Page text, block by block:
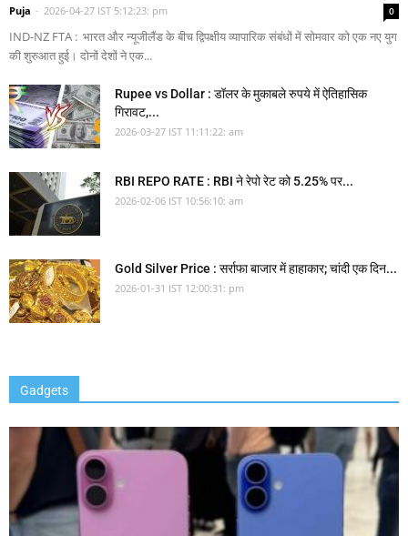
Puja - 2026-04-27 IST 5:12:23: pm 0
IND-NZ FTA : भारत और न्यूजीलैंड के बीच द्विपक्षीय व्यापारिक संबंधों में सोमवार को एक नए युग
की शुरुआत हुई। दोनों देशों ने एक...
Rupee vs Dollar : डॉलर के मुकाबले रुपये में ऐतिहासिक
गिरावट,...
2026-03-27 IST 11:11:22: am
RBI REPO RATE : RBI ने रेपो रेट को 5.25% पर...
2026-02-06 IST 10:56:10: am
Gold Silver Price : सर्राफा बाजार में हाहाकार; चांदी एक दिन...
2026-01-31 IST 12:00:31: pm
Gadgets